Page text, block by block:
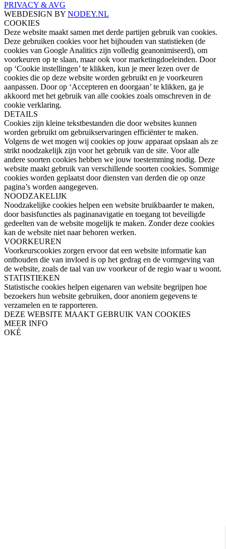
PRIVACY & AVG
WEBDESIGN BY NODEY.NL
COOKIES
Deze website maakt samen met derde partijen gebruik van cookies.
Deze gebruiken cookies voor het bijhouden van statistieken (de
cookies van Google Analitics zijn volledig geanonimiseerd), om
voorkeuren op te slaan, maar ook voor marketingdoeleinden. Door
op ‘Cookie instellingen’ te klikken, kun je meer lezen over de
cookies die op deze website worden gebruikt en je voorkeuren
aanpassen. Door op ‘Accepteren en doorgaan’ te klikken, ga je
akkoord met het gebruik van alle cookies zoals omschreven in de
cookie verklaring.
DETAILS
Cookies zijn kleine tekstbestanden die door websites kunnen
worden gebruikt om gebruikservaringen efficiënter te maken.
Volgens de wet mogen wij cookies op jouw apparaat opslaan als ze
strikt noodzakelijk zijn voor het gebruik van de site. Voor alle
andere soorten cookies hebben we jouw toestemming nodig. Deze
website maakt gebruik van verschillende soorten cookies. Sommige
cookies worden geplaatst door diensten van derden die op onze
pagina’s worden aangegeven.
NOODZAKELIJK
Noodzakelijke cookies helpen een website bruikbaarder te maken,
door basisfuncties als paginanavigatie en toegang tot beveiligde
gedeelten van de website mogelijk te maken. Zonder deze cookies
kan de website niet naar behoren werken.
VOORKEUREN
Voorkeurscookies zorgen ervoor dat een website informatie kan
onthouden die van invloed is op het gedrag en de vormgeving van
de website, zoals de taal van uw voorkeur of de regio waar u woont.
STATISTIEKEN
Statistische cookies helpen eigenaren van website begrijpen hoe
bezoekers hun website gebruiken, door anoniem gegevens te
verzamelen en te rapporteren.
DEZE WEBSITE MAAKT GEBRUIK VAN COOKIES
MEER INFO
OKÉ